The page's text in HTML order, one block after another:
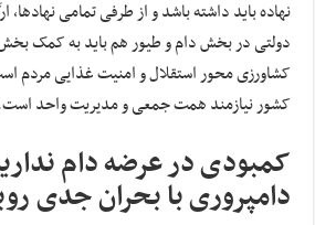
نهاده باید داشته باشد و از طرفی تمامی نهادها،
دولتی در بخش دام و طیور هم باید به کمک
کشاورزی محور استقلال و امنیت غذایی مردم
کشور نیازمند همت جمعی و مدیریت واحد
کمبودی در عرضه دام
دامپروری با بحران جدی